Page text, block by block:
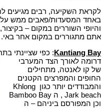
לקראת השקיעה, רבים מגיעים
באחד המסעדות/פאבים ממש על
והיופי השוררים במקום –
אתם מתגוררים במקום אחר באי.
Kantiang Bay: כפי שציינתי
דרומה לאורך הצד המערבי
של קו לאנטה, מתחילים
החופים והמפרצים הקטנים
והמבודדים יותר כגון Khlong
Jark beach, ה Bamboo Bay
וכן המפורסם ביניהם – ה